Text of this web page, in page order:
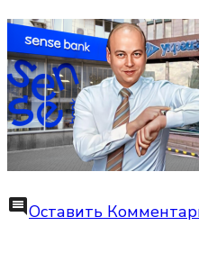
commentОставить